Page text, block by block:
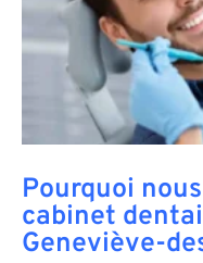
Pourquoi
cabinet
Geneviève-